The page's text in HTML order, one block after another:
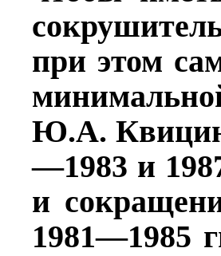
при этом
Ю.А.
—1983 и
и
1981—1985